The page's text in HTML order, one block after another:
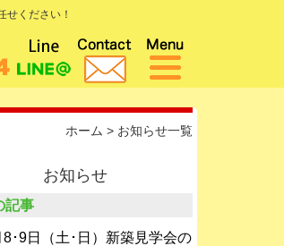
せください！
ホーム > お知らせ一覧
お知らせ
記事
8･9日（土･日）新築見学会の